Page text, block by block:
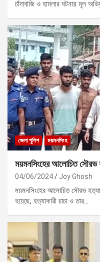
চাঁদাবাজি ও হামলার ঘটনায় মূল
জেলা পুলিশ ময়মনসিংহ
ময়মনসিংহের আলোচিত সৌরভ
04/06/2024 Joy Ghosh
ময়মনসিংহের আলোচিত সৌরভ হত্যা
হয়েছে, হত্যাকারী চাচা ও তার…